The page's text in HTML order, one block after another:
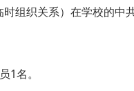
组织关系）在学校的中共
1名。